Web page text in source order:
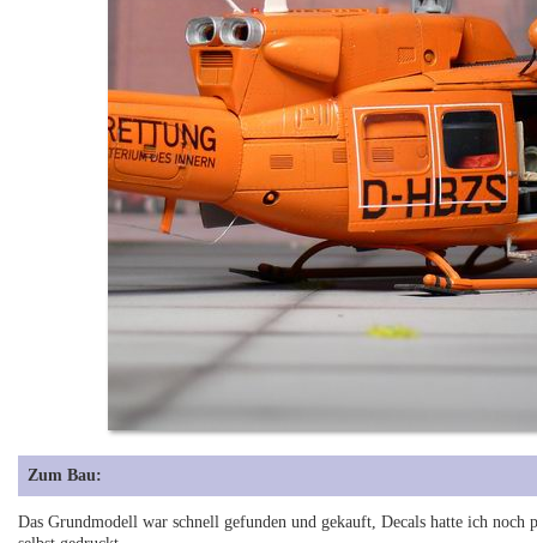
Zum Bau:
Das Grundmodell war schnell gefunden und gekauft, Decals hatte ich noch